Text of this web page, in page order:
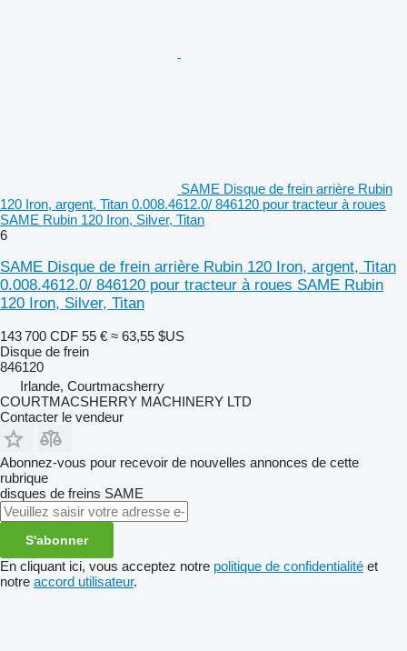
SAME Disque de frein arrière Rubin
120 Iron, argent, Titan 0.008.4612.0/ 846120 pour tracteur à roues
SAME Rubin 120 Iron, Silver, Titan
6
SAME Disque de frein arrière Rubin 120 Iron, argent, Titan
0.008.4612.0/ 846120 pour tracteur à roues SAME Rubin
120 Iron, Silver, Titan
143 700 CDF 55 € ≈ 63,55 $US
Disque de frein
846120
Irlande, Courtmacsherry
COURTMACSHERRY MACHINERY LTD
Contacter le vendeur
Abonnez-vous pour recevoir de nouvelles annonces de cette
rubrique
disques de freins SAME
S'abonner
En cliquant ici, vous acceptez notre politique de confidentialité et
notre accord utilisateur.